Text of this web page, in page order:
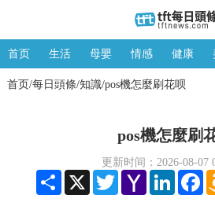
首页 生活 母嬰 情感 健康
首页/每日頭條/知識/pos機怎麼刷花呗
pos機怎麼刷
更新时间：2026-08-07
Share X TwitterYahoo
Mail
LinkedIn